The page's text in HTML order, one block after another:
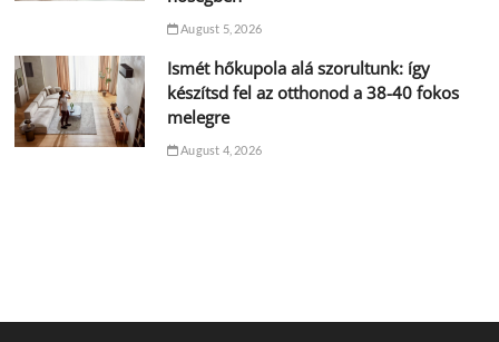
August 5, 2026
Ismét hőkupola alá szorultunk: így
készítsd fel az otthonod a 38-40 fokos
melegre
August 4, 2026